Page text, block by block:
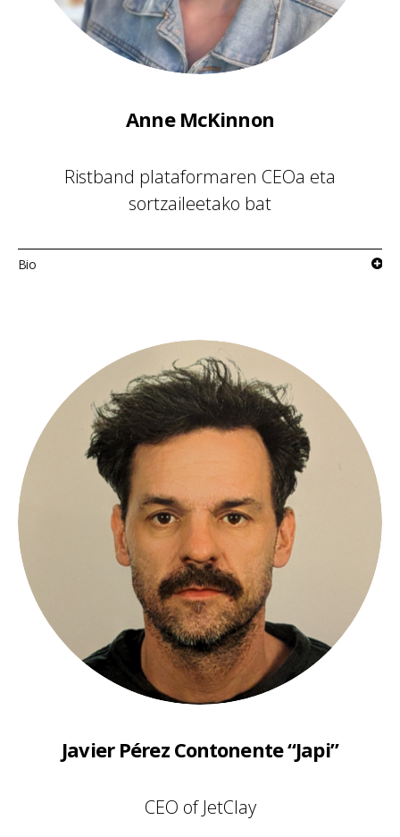
Anne McKinnon
Ristband plataformaren CEOa eta
sortzaileetako bat
Bio
Javier Pérez Contonente “Japi”
CEO of JetClay